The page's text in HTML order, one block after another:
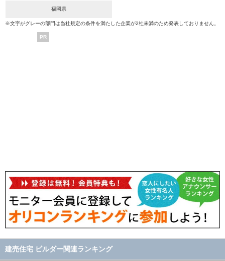
福岡県
※文字がグレーの部門は当社規定の条件を満たした企業が2社未満のため発表しておりません。
PR
建売住宅 ビルダー関連ランキング